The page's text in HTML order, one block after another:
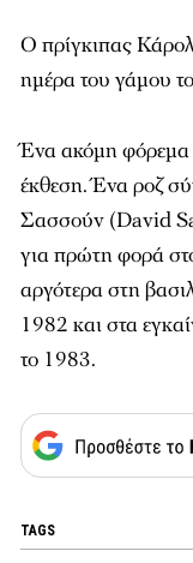
Ο πρίγκιπας
ημέρα του γάμου
Ένα ακόμη φόρεμα
έκθεση. Ένα ροζ
Σασσούν (David
για πρώτη φορά
αργότερα στη
1982 και στα
το 1983.
TAGS